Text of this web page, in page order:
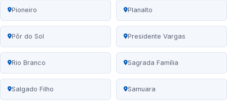
Pioneiro Planalto
Pôr do Sol Presidente Vargas
Rio Branco Sagrada Família
Salgado Filho Samuara